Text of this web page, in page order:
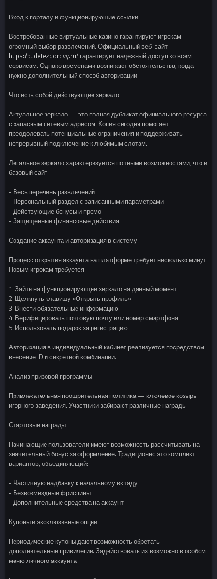
Вход к порталу и функционирующие ссылки
Востребованные виртуальные казино гарантируют игрокам
огромный выбор развлечений. Официальный веб-сайт
https://budetezdorovy.ru/ гарантирует надежный доступ ко всем
сервисам. Однако временами возникают обстоятельства, когда
нужно дополнительный способ авторизации.
Что есть собой действующее зеркало
Актуальное зеркало — это полная дубликат официального ресурса
с запасным сетевым адресом. Копия сегодня помогает
преодолевать потенциальные ограничения и поддерживать
непрерывный подключение к любимым слотам.
Легальное зеркало характеризуется полными возможностями, что и
базовый сайт:
- Весь перечень развлечений
- Персональный раздел с записанными параметрами
- Действующие бонусы и промо
- Защищенные финансовые действия
Создание аккаунта и авторизация в систему
Процесс открытия аккаунта на платформе требует несколько минут.
Новым игрокам требуется:
1. Зайти на функционирующее зеркало на данный момент
2. Щелкнуть клавишу «Открыть профиль»
3. Внести обязательные информацию
4. Верифицировать почтовую почту или номер смартфона
5. Использовать подарок за регистрацию
Авторизация в индивидуальный кабинет реализуется посредством
внесение ID и секретной комбинации.
Анализ призовой программы
Привлекательная поощрительная политика — ключевое козырь
игорного заведения. Участники забирают различные награды:
Стартовые награды
Начинающие пользователи имеют возможность рассчитывать на
значительный бонус за оформление. Традиционно это комплект
вариантов, объединяющий:
- Частичную надбавку к начальному вкладу
- Безвозмездные фриспины
- Дополнительные средства на аккаунт
Купоны и эксклюзивные опции
Периодические купоны дают возможность обретать
дополнительные привилегии. Задействовать их возможно в особом
меню личного аккаунта.